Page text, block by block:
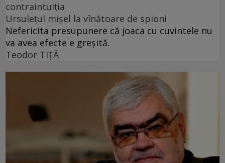
contraintuiția
Ursulețul mișel la vînătoare de spioni
Nefericita presupunere că joaca cu cuvintele nu
va avea efecte e greșită.
Teodor TIŢĂ